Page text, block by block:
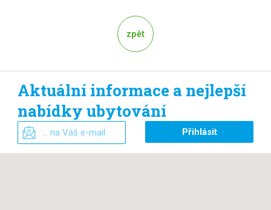
zpět
Aktuální informace a nejlepší
nabídky ubytování